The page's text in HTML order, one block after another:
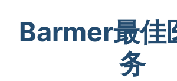
Barmer最佳
务